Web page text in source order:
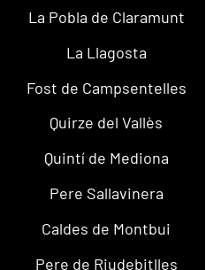
La Pobla de Claramunt
La Llagosta
Fost de Campsentelles
Quirze del Vallès
Quintí de Mediona
Pere Sallavinera
Caldes de Montbui
Pere de Riudebitlles